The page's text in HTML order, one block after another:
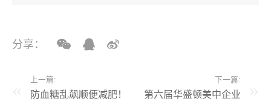
分享：
上一篇:
防血糖乱飙顺便减肥！
下一篇:
第六届华盛顿美中企业